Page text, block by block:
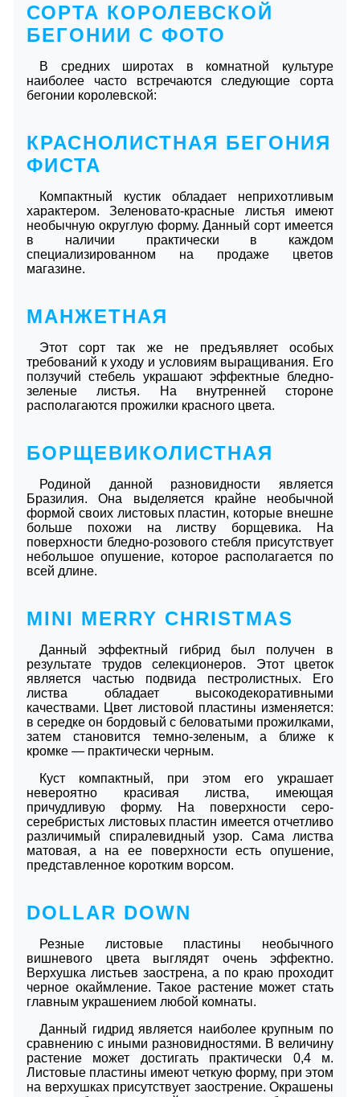
СОРТА КОРОЛЕВСКОЙ
БЕГОНИИ С ФОТО
В средних широтах в комнатной культуре
наиболее часто встречаются следующие сорта
бегонии королевской:
КРАСНОЛИСТНАЯ БЕГОНИЯ
ФИСТА
Компактный кустик обладает неприхотливым
характером. Зеленовато-красные листья имеют
необычную округлую форму. Данный сорт имеется
в наличии практически в каждом
специализированном на продаже цветов
магазине.
МАНЖЕТНАЯ
Этот сорт так же не предъявляет особых
требований к уходу и условиям выращивания. Его
ползучий стебель украшают эффектные бледно-
зеленые листья. На внутренней стороне
располагаются прожилки красного цвета.
БОРЩЕВИКОЛИСТНАЯ
Родиной данной разновидности является
Бразилия. Она выделяется крайне необычной
формой своих листовых пластин, которые внешне
больше похожи на листву борщевика. На
поверхности бледно-розового стебля присутствует
небольшое опушение, которое располагается по
всей длине.
MINI MERRY CHRISTMAS
Данный эффектный гибрид был получен в
результате трудов селекционеров. Этот цветок
является частью подвида пестролистных. Его
листва обладает высокодекоративными
качествами. Цвет листовой пластины изменяется:
в середке он бордовый с беловатыми прожилками,
затем становится темно-зеленым, а ближе к
кромке — практически черным.
Куст компактный, при этом его украшает
невероятно красивая листва, имеющая
причудливую форму. На поверхности серо-
серебристых листовых пластин имеется отчетливо
различимый спиралевидный узор. Сама листва
матовая, а на ее поверхности есть опушение,
представленное коротким ворсом.
DOLLAR DOWN
Резные листовые пластины необычного
вишневого цвета выглядят очень эффектно.
Верхушка листьев заострена, а по краю проходит
черное окаймление. Такое растение может стать
главным украшением любой комнаты.
Данный гидрид является наиболее крупным по
сравнению с иными разновидностями. В величину
растение может достигать практически 0,4 м.
Листовые пластины имеют четкую форму, при этом
на верхушках присутствует заострение. Окрашены